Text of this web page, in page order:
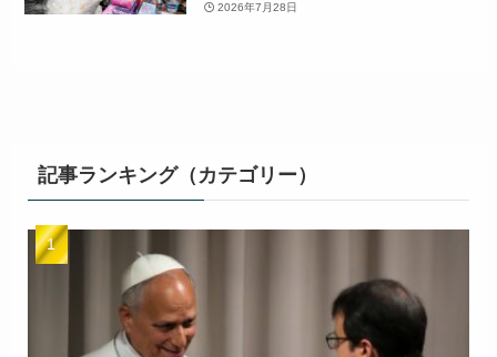
2026年7月28日
記事ランキング（カテゴリー）